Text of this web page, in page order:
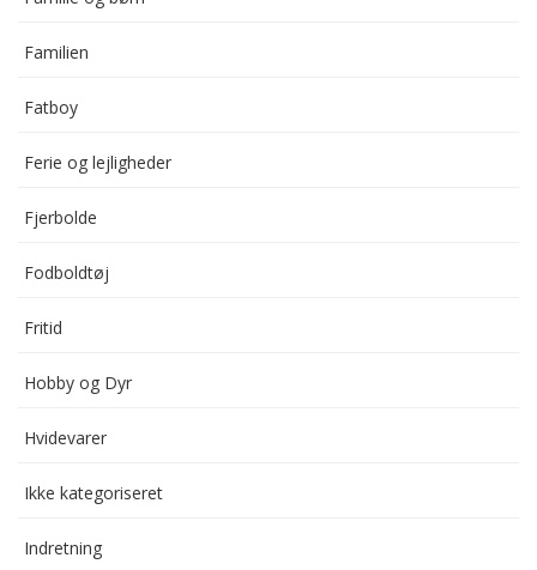
Familien
Fatboy
Ferie og lejligheder
Fjerbolde
Fodboldtøj
Fritid
Hobby og Dyr
Hvidevarer
Ikke kategoriseret
Indretning